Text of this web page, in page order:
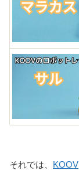
それでは、 KOOV